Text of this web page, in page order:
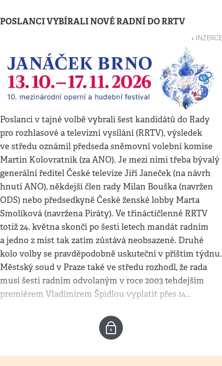
POSLANCI VYBÍRALI NOVÉ RADNÍ DO RRTV
↓ INZERCE
Poslanci v tajné volbě vybrali šest kandidátů do Rady
pro rozhlasové a televizní vysílání (RRTV), výsledek
ve středu oznámil předseda sněmovní volební komise
Martin Kolovratník (za ANO). Je mezi nimi třeba bývalý
generální ředitel České televize Jiří Janeček (na návrh
hnutí ANO), někdejší člen rady Milan Bouška (navržen
ODS) nebo předsedkyně České ženské lobby Marta
Smolíková (navržena Piráty). Ve třináctičlenné RRTV
totiž 24. května skončí po šesti letech mandát radním
a jedno z míst tak zatím zůstává neobsazené. Druhé
kolo volby se pravděpodobně uskuteční v příštím týdnu.
Městský soud v Praze také ve středu rozhodl, že rada
musí šesti radním odvolaným v roce 2003 tehdejším
premiérem Vladimírem Špidlou vyplatit přes 14…